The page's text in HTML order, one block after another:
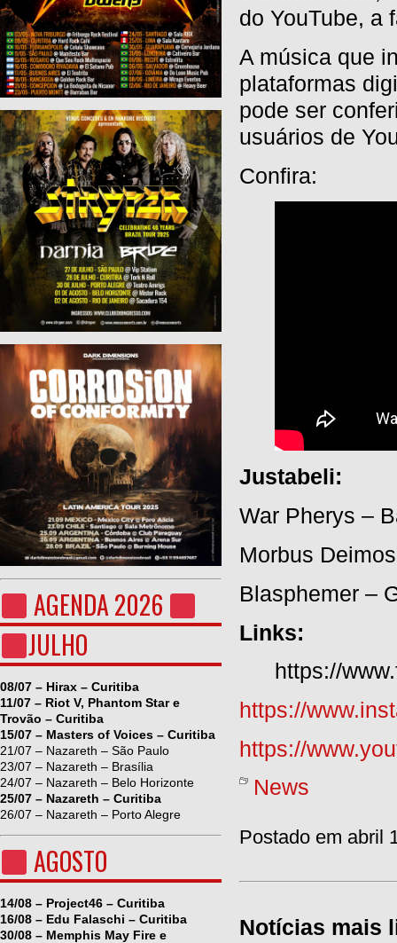
AGENDA 2026
JULHO
08/07 – Hirax – Curitiba
11/07 – Riot V, Phantom Star e
Trovão – Curitiba
15/07 – Masters of Voices – Curitiba
21/07 – Nazareth – São Paulo
23/07 – Nazareth – Brasília
24/07 – Nazareth – Belo Horizonte
25/07 – Nazareth – Curitiba
26/07 – Nazareth – Porto Alegre
AGOSTO
14/08 – Project46 – Curitiba
16/08 – Edu Falaschi – Curitiba
30/08 – Memphis May Fire e
do YouTube, a
A música que
plataformas
pode ser
usuários de
Confira:
Justabeli:
War Pherys –
Morbus
Blasphemer –
Links:
https://
https://
https://
News
Postado em abril
Notícias mais